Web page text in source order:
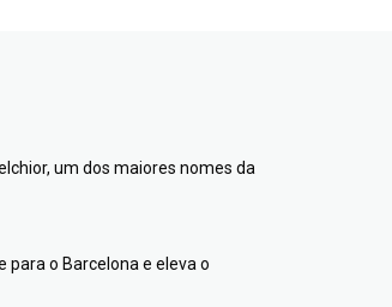
um dos maiores nomes da
o Barcelona e eleva o